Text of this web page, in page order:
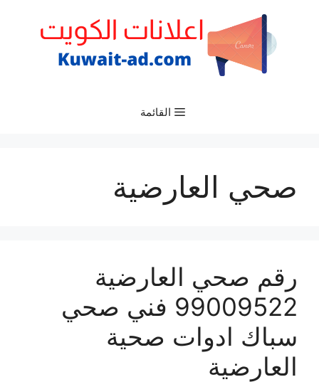
القائمة
صحي العارضية
رقم صحي العارضية
99009522 فني صحي
سباك ادوات صحية
العارضية